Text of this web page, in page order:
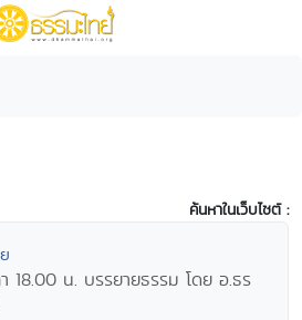
ค้นหาในเว็บไซต์ :
18.00 น. บรรยายธรรม โดย อ.ธร